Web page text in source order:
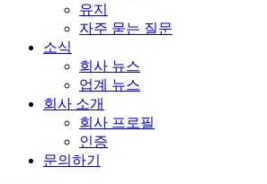
유지
자주 묻는 질문
소식
회사 뉴스
업계 뉴스
회사 소개
회사 프로필
인증
문의하기